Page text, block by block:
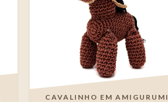
CAVALINHO EM AMIGURUMI